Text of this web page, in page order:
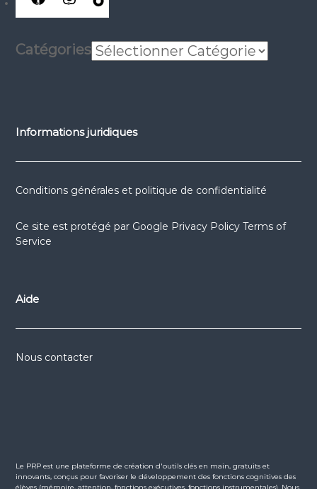
Catégories
Informations juridiques
Conditions générales et politique de confidentialité
Ce site est protégé par Google Privacy Policy Terms of
Service
Aide
Nous contacter
Le PRP est une plateforme de création d'outils clés en main, gratuits et
innovants, conçus pour favoriser le développement des fonctions cognitives des